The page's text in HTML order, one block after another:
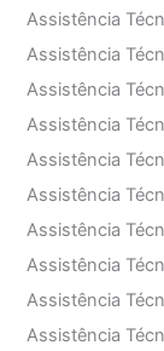
Assistência
Assistência
Assistência
Assistência
Assistência
Assistência
Assistência
Assistência
Assistência
Assistência